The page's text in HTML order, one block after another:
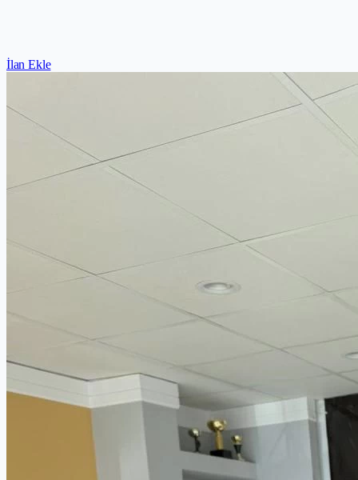
İlan Ekle